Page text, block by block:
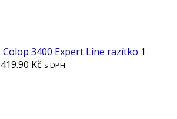
Colop 3400 Expert Line razítko 1
Kč s DPH